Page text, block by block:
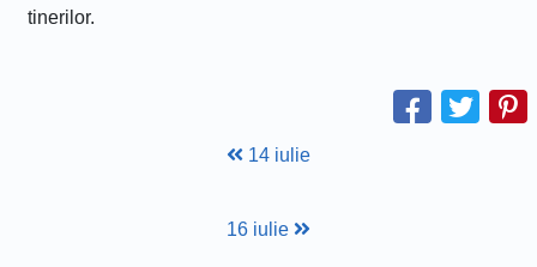
tinerilor.
14 iulie
16 iulie